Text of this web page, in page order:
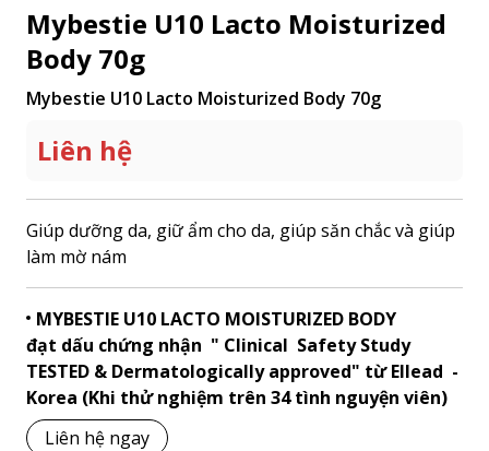
Mybestie U10 Lacto Moisturized
Body 70g
Mybestie U10 Lacto Moisturized Body 70g
Liên hệ
Giúp dưỡng da, giữ ẩm cho da, giúp săn chắc và giúp
làm mờ nám
MYBESTIE U10 LACTO MOISTURIZED BODY
đạt dấu chứng nhận " Clinical Safety Study
TESTED & Dermatologically approved" từ Ellead -
Korea (Khi thử nghiệm trên 34 tình nguyện viên)
Liên hệ ngay